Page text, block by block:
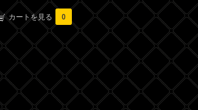
カートを見る 0